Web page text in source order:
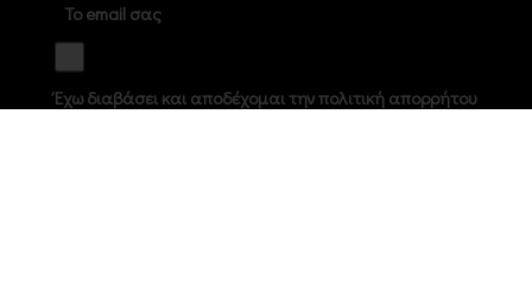
Το email σας
Έχω διαβάσει και αποδέχομαι την πολιτική απορρήτου